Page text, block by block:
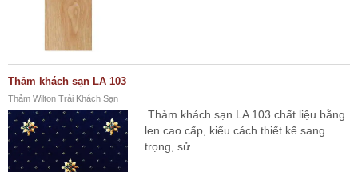
Thảm khách sạn LA 103
Thảm Wilton Trải Khách Sạn
Thảm khách sạn LA 103 chất liệu bằng
len cao cấp, kiểu cách thiết kế sang
trọng, sử...